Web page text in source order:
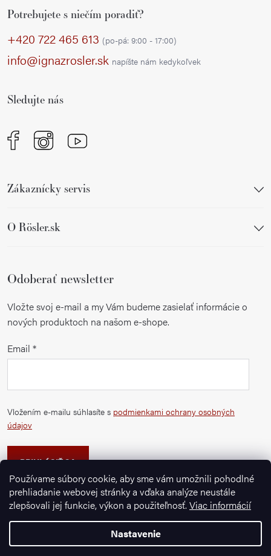
Používame súbory cookie, aby sme vám umožnili pohodlné
prehliadanie webovej stránky a vďaka analýze neustále
zlepšovali jej funkcie, výkon a použiteľnosť. Viac informácií
Nastavenie
Potrebujete s niečím poradiť?
+420 722 465 613 (po-pá: 9:00 - 17:00)
info@ignazrosler.sk napíšte nám kedykoľvek
Sledujte nás
Zákaznícky servis
O Rösler.sk
Odoberať newsletter
Vložte svoj e-mail a my Vám budeme zasielať informácie o
nových produktoch na našom e-shope.
Email
Vložením e-mailu súhlasíte s podmienkami ochrany osobných
údajov
PRIHLÁSIŤ SA
Ignazrosler.sk. Všetky práva vyhradené.